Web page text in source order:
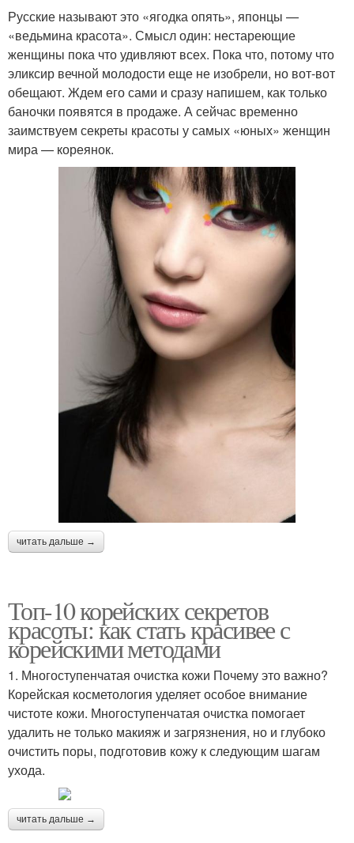
Русские называют это «ягодка опять», японцы —
«ведьмина красота». Смысл один: нестареющие
женщины пока что удивляют всех. Пока что, потому что
эликсир вечной молодости еще не изобрели, но вот-вот
обещают. Ждем его сами и сразу напишем, как только
баночки появятся в продаже. А сейчас временно
заимствуем секреты красоты у самых «юных» женщин
мира — кореянок.
читать дальше →
Топ-10 корейских секретов
красоты: как стать красивее с
корейскими методами
1. Многоступенчатая очистка кожи Почему это важно?
Корейская косметология уделяет особое внимание
чистоте кожи. Многоступенчатая очистка помогает
удалить не только макияж и загрязнения, но и глубоко
очистить поры, подготовив кожу к следующим шагам
ухода.
читать дальше →